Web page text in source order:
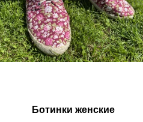
Ботинки женские